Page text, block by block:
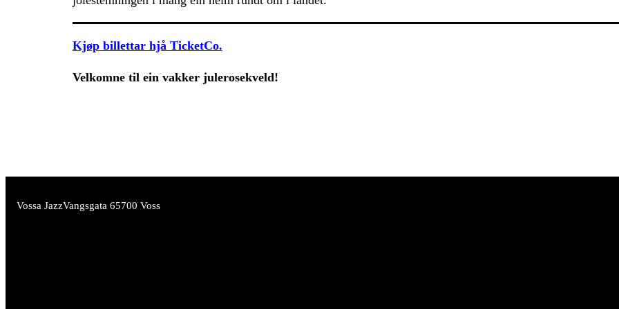
Kjøp billettar hjå TicketCo.
Velkomne til ein vakker julerosekveld!
Vossa JazzVangsgata 65700 Voss